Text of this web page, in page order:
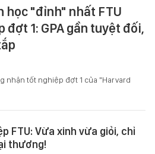
học "đỉnh" nhất FTU
đợt 1: GPA gần tuyệt đối,
nhận tốt nghiệp đợt 1 của "Harvard
FTU: Vừa xinh vừa giỏi, chỉ
thương!